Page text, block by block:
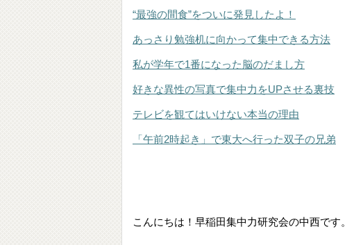
“最強の間食”をついに発見したよ！
あっさり勉強机に向かって集中できる方法
私が学年で1番になった脳のだまし方
好きな異性の写真で集中力をUPさせる裏技
テレビを観てはいけない本当の理由
「午前2時起き」で東大へ行った双子の兄弟
こんにちは！早稲田集中力研究会の中西です。